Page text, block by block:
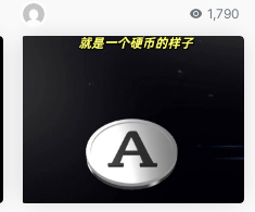
1,790